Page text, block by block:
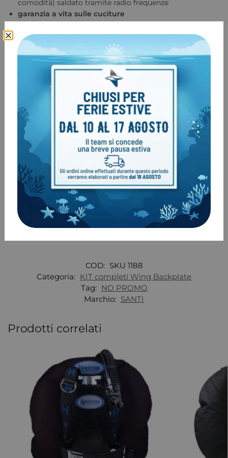
comodità) saldato tramite radio frequenze
garanzia a vita sulle cuciture
corrugato realizzato per ridurre la tensione al comando
di carico/scarico
sacco interno accessibiletramite robusta cerniera
dranaggio rapido
Halcyon Storage Pack (trasporto comodo, veloce e
sicuro del pallone di sollevamento)
Tutti i sacchi Halcyon sono equipaggiati con il nuovo
sistema di gonfiaggio. I componenti interni e i pulsanti
sono realizzati in acciaio inox. Il sistema permette un
controllo preciso del gonfiaggio in modo da poter regolare
in modo ottimale la quota. Il sistema di gongiaggio è
pensato per funzionare anche alle più basse temperature.
COD: SKU 1188
Categoria: KIT completi Wing Backplate
Tag: NO PROMO
Marchio: SANTI
Prodotti correlati